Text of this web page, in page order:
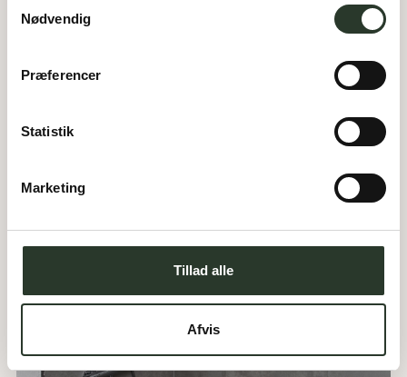
Nødvendig
Præferencer
Statistik
Marketing
Tillad alle
Afvis